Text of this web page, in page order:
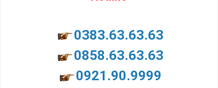
Chắc hẳn nhiều người chúng ta ở đây đều biết rằng sim lục quý 8
không chỉ đẹp về hình thức mà còn đẹp về mặt ý nghĩa. Ý nghĩa
này bắt nguồn từ ý nghĩa của số 8 - con số đẹp được lòng nhiều
0383.63.63.63
0858.63.63.63
0921.90.9999